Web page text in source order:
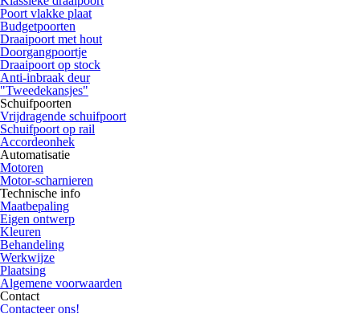
Poort vlakke plaat
Budgetpoorten
Draaipoort met hout
Doorgangpoortje
Draaipoort op stock
Anti-inbraak deur
"Tweedekansjes"
Schuifpoorten
Vrijdragende schuifpoort
Schuifpoort op rail
Accordeonhek
Automatisatie
Motoren
Motor-scharnieren
Technische info
Maatbepaling
Eigen ontwerp
Kleuren
Behandeling
Werkwijze
Plaatsing
Algemene voorwaarden
Contact
Contacteer ons!